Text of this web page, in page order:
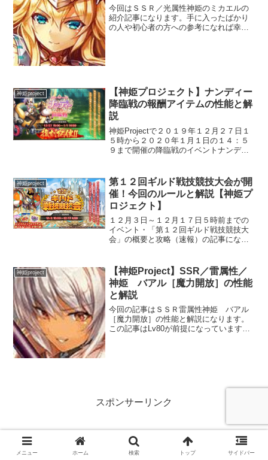
今回はＳＳＲ／光属性神姫のミカエルの
紹介記事になります。手に入ったばかり
の人や初心者の方への参考になれば幸い
神姫project
【神姫プロジェクト】ナンディー
降臨戦の報酬アイテムの性能と解
説
神姫Projectで２０１９年１２月２７日１
５時から２０２０年１月１日の１４：５
９まで開催の降臨戦のイベントナンディ
目らしいです。報酬アイテム今回は全て
光属性のアイテム...
神姫project
第１２回ギルド戦技競技大会が開
催！今回のルールと解説【神姫プ
ロジェクト】
１２月３日～１２月１７日５時前までの
イベント・「第１２回ギルド戦技競技大
会」の概要と攻略（速報）の記事になり
チャージターン３レイジングゲージあり
ターンの終了時に自己バフ...
神姫project
【神姫Project】SSR／雷属性／
神姫 バアル［魔力開放］の性能
と解説
今回の記事はＳＳＲ雷属性神姫 バアル
［魔力開放］の性能と解説になります。
この記事はLv80が前提になっていますの
スポンサーリンク
メニュー ホーム 検索 トップ サイドバー